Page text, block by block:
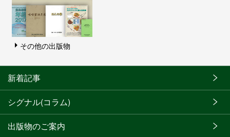
その他の出版物
新着記事
シグナル(コラム)
出版物のご案内